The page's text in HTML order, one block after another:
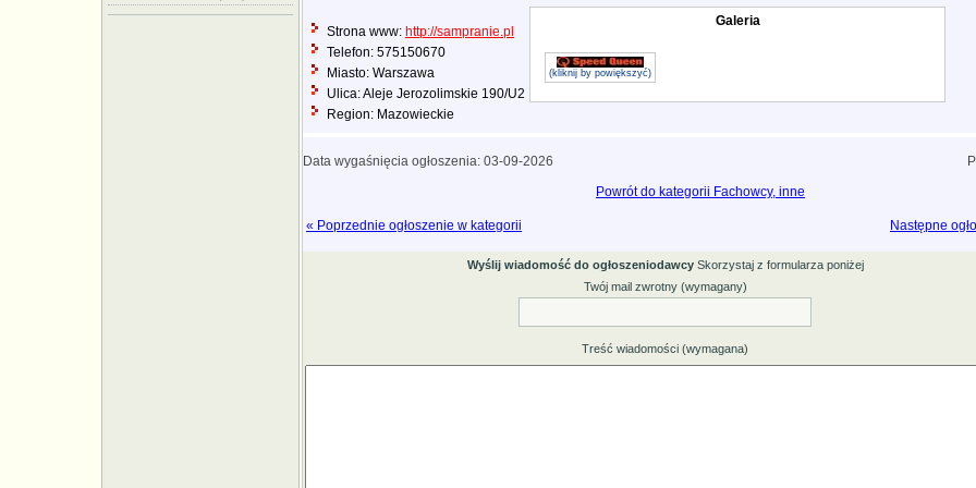
Strona www: http://sampranie.pl
Telefon: 575150670
Miasto: Warszawa
Ulica: Aleje Jerozolimskie 190/U2
Region: Mazowieckie
Galeria
(kliknij by powiększyć)
Data wygaśnięcia ogłoszenia: 03-09-2026
Powrót do kategorii Fachowcy, inne
« Poprzednie ogłoszenie w kategorii Następne
Wyślij wiadomość do ogłoszeniodawcy Skorzystaj z formularza poniżej
Twój mail zwrotny (wymagany)
Treść wiadomości (wymagana)